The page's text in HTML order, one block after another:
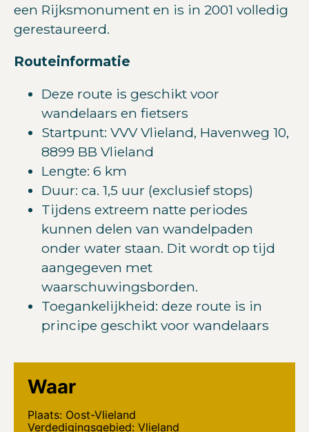
een Rijksmonument en is in 2001 volledig
gerestaureerd.
Routeinformatie
Deze route is geschikt voor
wandelaars en fietsers
Startpunt: VVV Vlieland, Havenweg 10,
8899 BB Vlieland
Lengte: 6 km
Duur: ca. 1,5 uur (exclusief stops)
Tijdens extreem natte periodes
kunnen delen van wandelpaden
onder water staan. Dit wordt op tijd
aangegeven met
waarschuwingsborden.
Toegankelijkheid: deze route is in
principe geschikt voor wandelaars
Waar
Plaats: Oost-Vlieland
Verdedigingsgebied: Vlieland